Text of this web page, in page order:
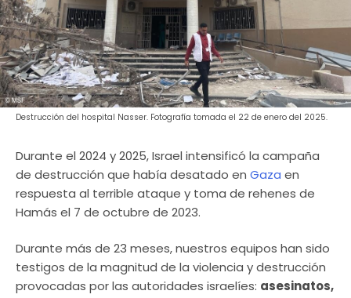
Destrucción del hospital Nasser. Fotografía tomada el 22 de enero del 2025.
Durante el 2024 y 2025, Israel intensificó la campaña
de destrucción que había desatado en Gaza en
respuesta al terrible ataque y toma de rehenes de
Hamás el 7 de octubre de 2023.
Durante más de 23 meses, nuestros equipos han sido
testigos de la magnitud de la violencia y destrucción
provocadas por las autoridades israelíes: asesinatos,